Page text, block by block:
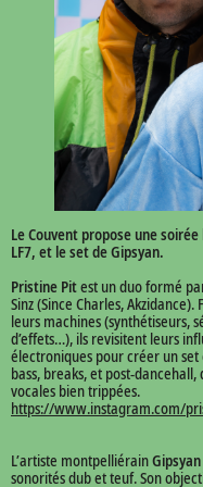
Le Couvent propose une
LF7, et le set de Gipsyan.
Pristine Pitest un duo formé
Sinz (Since Charles,
leurs machines (synthétiseurs,
d’effets…), ils revisitent leurs
électroniques pour créer un
bass, breaks, et post-
vocales bien trippées.
https://www.instagram.com/
L’artiste montpelliérainGipsyan
sonorités dub et teuf. Son